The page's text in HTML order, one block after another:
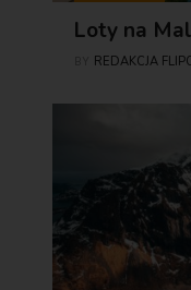
Loty na
REDAKCJA